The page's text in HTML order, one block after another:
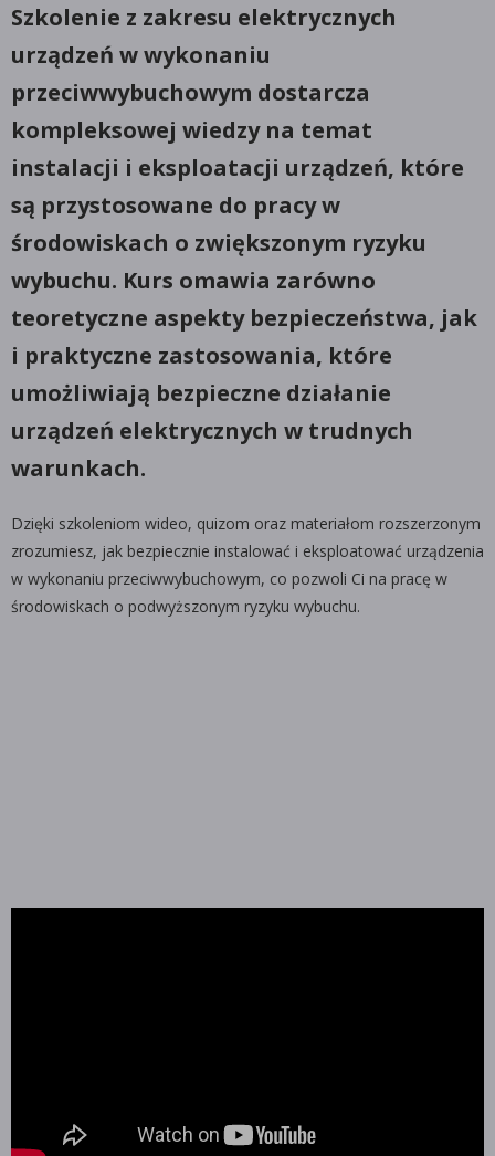
Szkolenie z zakresu elektrycznych
urządzeń w wykonaniu
przeciwwybuchowym dostarcza
kompleksowej wiedzy na temat
instalacji i eksploatacji urządzeń, które
są przystosowane do pracy w
środowiskach o zwiększonym ryzyku
wybuchu. Kurs omawia zarówno
teoretyczne aspekty bezpieczeństwa, jak
i praktyczne zastosowania, które
umożliwiają bezpieczne działanie
urządzeń elektrycznych w trudnych
warunkach.
Dzięki szkoleniom wideo, quizom oraz materiałom rozszerzonym
zrozumiesz, jak bezpiecznie instalować i eksploatować urządzenia
w wykonaniu przeciwwybuchowym, co pozwoli Ci na pracę w
środowiskach o podwyższonym ryzyku wybuchu.